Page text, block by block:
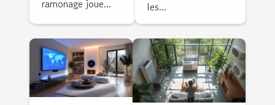
ramonage joue...
les...